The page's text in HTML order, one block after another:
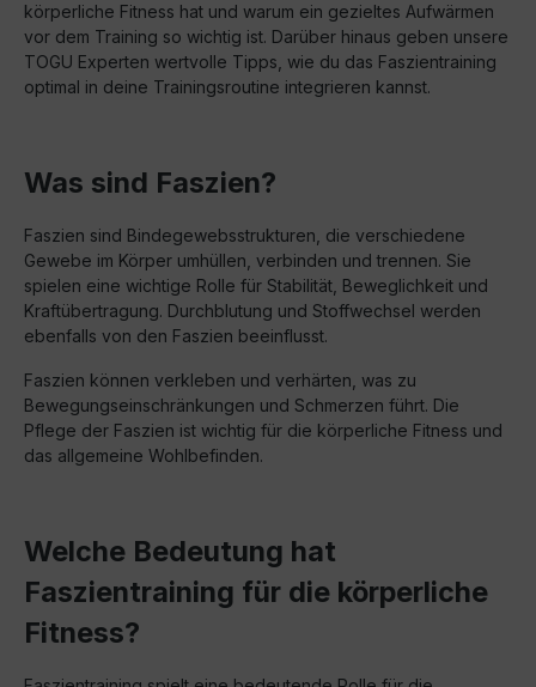
körperliche Fitness hat und warum ein gezieltes Aufwärmen
vor dem Training so wichtig ist. Darüber hinaus geben unsere
TOGU Experten wertvolle Tipps, wie du das Faszientraining
optimal in deine Trainingsroutine integrieren kannst.
Was sind Faszien?
Faszien sind Bindegewebsstrukturen, die verschiedene
Gewebe im Körper umhüllen, verbinden und trennen. Sie
spielen eine wichtige Rolle für Stabilität, Beweglichkeit und
Kraftübertragung. Durchblutung und Stoffwechsel werden
ebenfalls von den Faszien beeinflusst.
Faszien können verkleben und verhärten, was zu
Bewegungseinschränkungen und Schmerzen führt. Die
Pflege der Faszien ist wichtig für die körperliche Fitness und
das allgemeine Wohlbefinden.
Welche Bedeutung hat
Faszientraining für die körperliche
Fitness?